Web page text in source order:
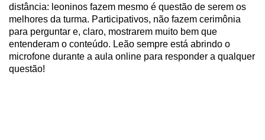
distância: leoninos fazem mesmo é questão de serem os
melhores da turma. Participativos, não fazem cerimônia
para perguntar e, claro, mostrarem muito bem que
entenderam o conteúdo. Leão sempre está abrindo o
microfone durante a aula online para responder a qualquer
questão!